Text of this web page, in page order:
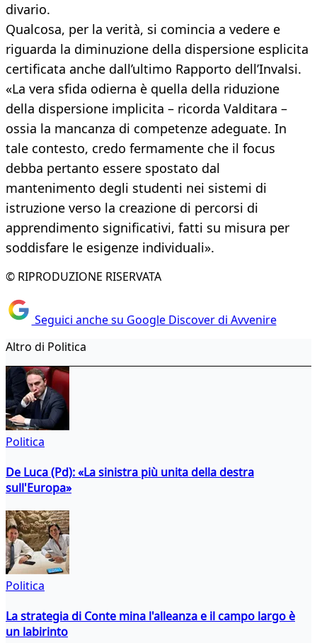
divario.
Qualcosa, per la verità, si comincia a vedere e
riguarda la diminuzione della dispersione esplicita
certificata anche dall’ultimo Rapporto dell’Invalsi.
«La vera sfida odierna è quella della riduzione
della dispersione implicita – ricorda Valditara –
ossia la mancanza di competenze adeguate. In
tale contesto, credo fermamente che il focus
debba pertanto essere spostato dal
mantenimento degli studenti nei sistemi di
istruzione verso la creazione di percorsi di
apprendimento significativi, fatti su misura per
soddisfare le esigenze individuali».
© RIPRODUZIONE RISERVATA
Seguici anche su Google Discover di Avvenire
Altro di Politica
Politica
De Luca (Pd): «La sinistra più unita della destra
sull'Europa»
Politica
La strategia di Conte mina l'alleanza e il campo largo è
un labirinto